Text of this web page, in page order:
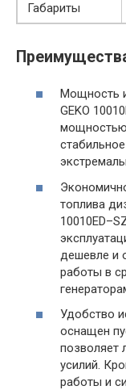
Габариты
Мощность
GEKO
мощностью
топлива
дешевле и
работы в
Удобство
оснащен
позволяет
усилий.
работы и